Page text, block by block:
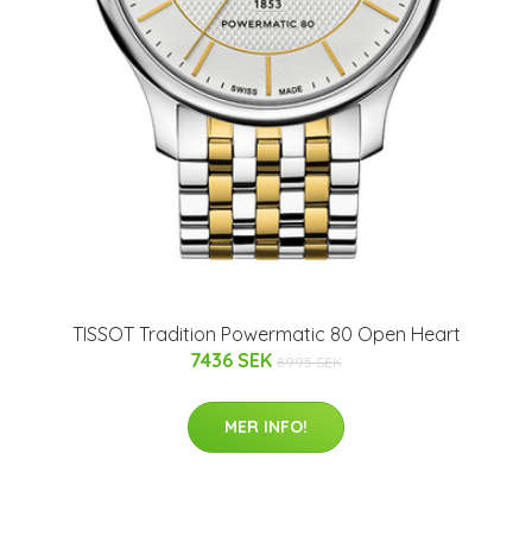
TISSOT Tradition Powermatic 80 Open Heart
7436 SEK 8995 SEK
MER INFO!